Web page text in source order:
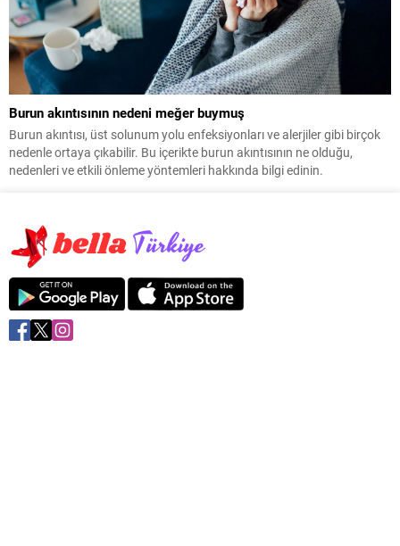
Burun akıntısının nedeni meğer buymuş
Burun akıntısı, üst solunum yolu enfeksiyonları ve alerjiler gibi birçok
nedenle ortaya çıkabilir. Bu içerikte burun akıntısının ne olduğu,
nedenleri ve etkili önleme yöntemleri hakkında bilgi edinin.